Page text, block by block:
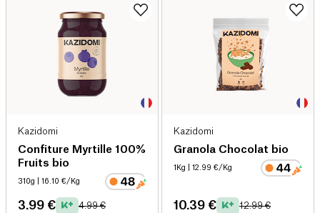
Kazidomi
Confiture Myrtille 100%
Fruits bio
310g | 16.10 €/Kg
3.99 € 4.99 €
Kazidomi
Granola Chocolat bio
1Kg | 12.99 €/Kg
10.39 € 12.99 €